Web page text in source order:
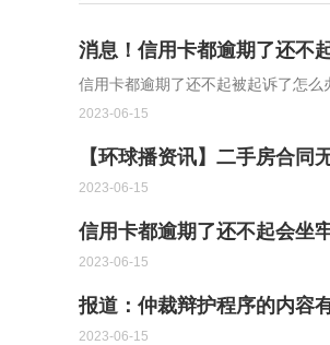
消息！信用卡都逾期了还不
信用卡都逾期了还不起被起诉了怎
2023-06-15
【环球播资讯】二手房合同
2023-06-15
信用卡都逾期了还不起会坐
2023-06-15
报道：仲裁辩护程序的内容
2023-06-15